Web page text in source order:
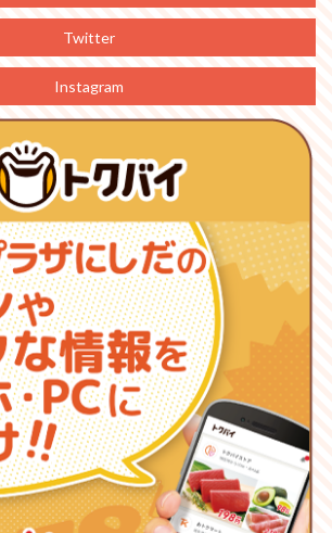
Twitter
Instagram